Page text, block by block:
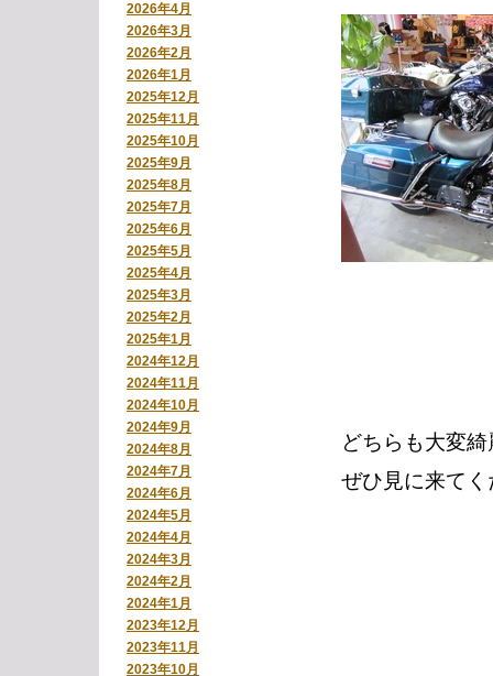
2026年4月
2026年3月
2026年2月
2026年1月
2025年12月
2025年11月
2025年10月
2025年9月
2025年8月
2025年7月
2025年6月
2025年5月
2025年4月
2025年3月
2025年2月
2025年1月
2024年12月
2024年11月
2024年10月
2024年9月
2024年8月
2024年7月
2024年6月
2024年5月
2024年4月
2024年3月
2024年2月
2024年1月
2023年12月
2023年11月
2023年10月
どちらも大変
ぜひ見に来て